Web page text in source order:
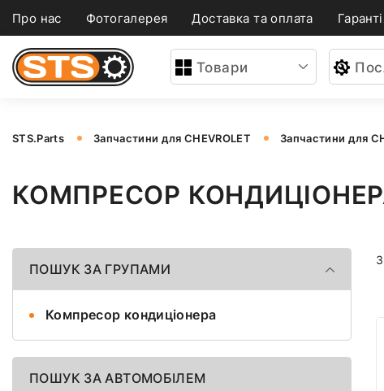
Про нас Фотогалерея Доставка та оплата
Товари
STS.Parts Запчастини для CHEVROLET Запчастини для
КОМПРЕСОР КОНДИЦІОНЕРА
ПОШУК ЗА ГРУПАМИ
Компресор кондиціонера
ПОШУК ЗА АВТОМОБІЛЕМ